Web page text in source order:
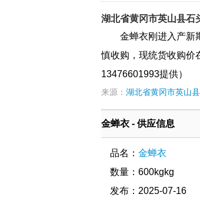
湖北省黄冈市英山县石
金蝉衣刚进入产新
慎收购，现统货收购价
13476601993提供）
来源： 湖北省黄冈市英山
金蝉衣 - 供应信息
品名： 金蝉衣
数量：600kgkg
发布：2025-07-16